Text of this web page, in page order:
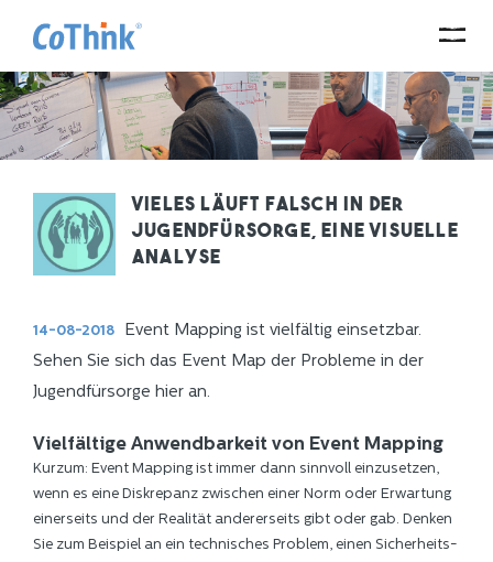
Vieles läuft falsch in der
Jugendfürsorge, eine visuelle
Analyse
14-08-2018
Event Mapping ist vielfältig einsetzbar.
Sehen Sie sich das Event Map der Probleme in der
Jugendfürsorge hier an.
Vielfältige Anwendbarkeit von Event Mapping
Kurzum: Event Mapping ist immer dann sinnvoll einzusetzen,
wenn es eine Diskrepanz zwischen einer Norm oder Erwartung
einerseits und der Realität andererseits gibt oder gab. Denken
Sie zum Beispiel an ein technisches Problem, einen Sicherheits-